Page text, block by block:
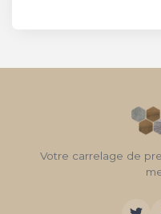
Votre carrelage de